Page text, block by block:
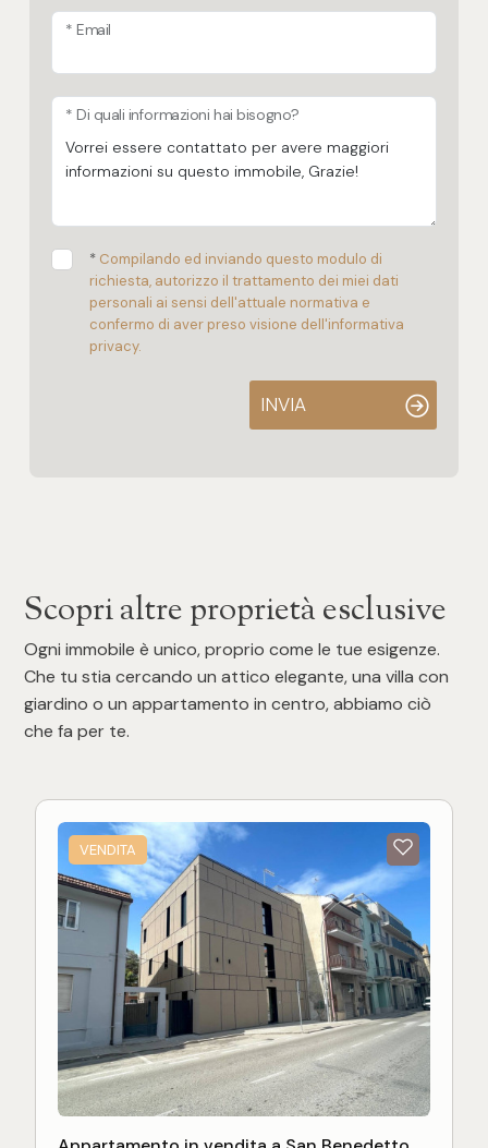
* Email
* Di quali informazioni hai bisogno?
* Compilando ed inviando questo modulo di
richiesta, autorizzo il trattamento dei miei dati
personali ai sensi dell'attuale normativa e
confermo di aver preso visione dell'informativa
privacy.
INVIA
Scopri altre proprietà esclusive
Ogni immobile è unico, proprio come le tue esigenze.
Che tu stia cercando un attico elegante, una villa con
giardino o un appartamento in centro, abbiamo ciò
che fa per te.
VENDITA